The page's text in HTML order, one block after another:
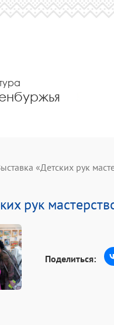
«Детских рук
рук
Поделиться: